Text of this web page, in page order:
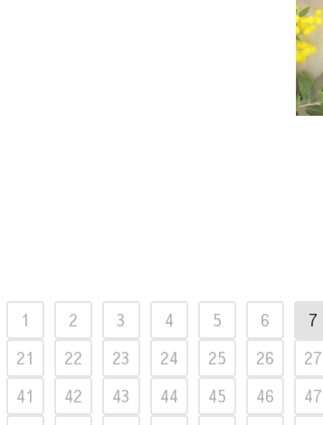
1 2 3 4 5 6 7
21 22 23 24 25 26 27
41 42 43 44 45 46 47